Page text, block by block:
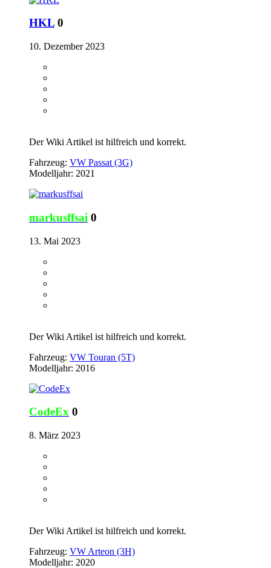
HKL 0
10. Dezember 2023
Der Wiki Artikel ist hilfreich und korrekt.
Fahrzeug: VW Passat (3G)
Modelljahr: 2021
markusffsai 0
13. Mai 2023
Der Wiki Artikel ist hilfreich und korrekt.
Fahrzeug: VW Touran (5T)
Modelljahr: 2016
CodeEx 0
8. März 2023
Der Wiki Artikel ist hilfreich und korrekt.
Fahrzeug: VW Arteon (3H)
Modelljahr: 2020